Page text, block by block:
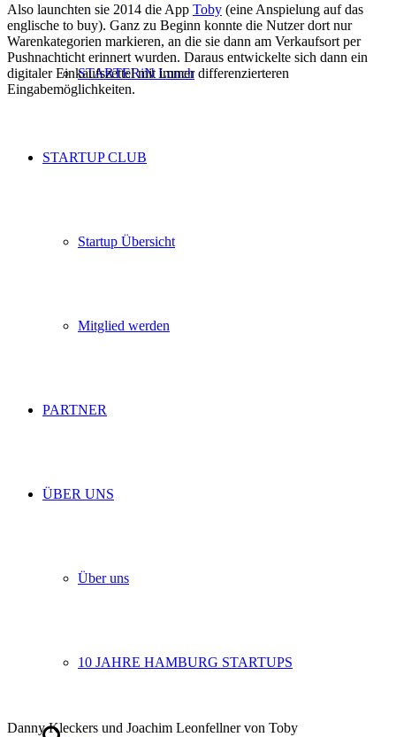
STARTERiN Lunch
STARTUP CLUB
Startup Übersicht
Mitglied werden
PARTNER
ÜBER UNS
Über uns
10 JAHRE HAMBURG STARTUPS
Also launchten sie 2014 die App Toby (eine Anspielung auf das
englische to buy). Ganz zu Beginn konnte die Nutzer dort nur
Warenkategorien markieren, an die sie dann am Verkaufsort per
Pushnachticht erinnert wurden. Daraus entwickelte sich dann ein
digitaler Einkaufszettel mit immer differenzierteren
Eingabemöglichkeiten.
Danny Kleckers und Joachim Leonfellner von Toby